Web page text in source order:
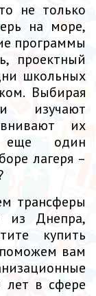
не только
на море,
программы
проектный
школьных
Выбирая
изучают
их
один
лагеря –
трансферы
из Днепра,
купить
вам
в сфере